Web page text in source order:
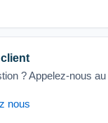
? Appelez-nous au
nous